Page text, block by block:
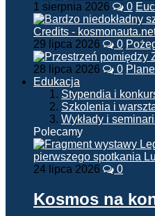
1 sierpnia 2026 0
29 lipca 2026 0
28 lipca 2026 0
Edukacja
Stypendia i
Szkolenia i
Wykłady i
Polecamy
24 lipca 2026 0
Kosmos na